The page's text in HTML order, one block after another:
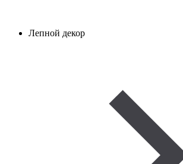
Лепной декор